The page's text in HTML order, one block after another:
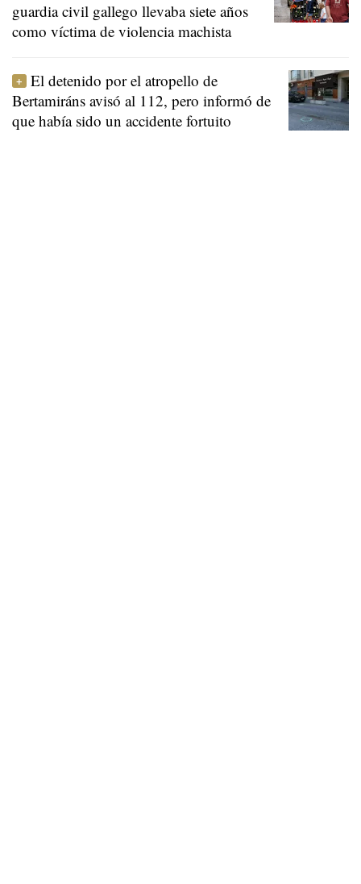
guardia civil gallego llevaba siete años
como víctima de violencia machista
El detenido por el atropello de
Bertamiráns avisó al 112, pero informó de
que había sido un accidente fortuito